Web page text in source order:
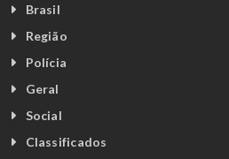
Brasil
Região
Polícia
Geral
Social
Classificados